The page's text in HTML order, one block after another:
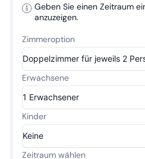
Geben Sie einen Zeitraum
anzuzeigen.